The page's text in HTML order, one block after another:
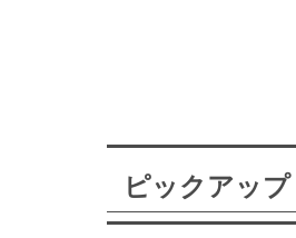
ピックアップ